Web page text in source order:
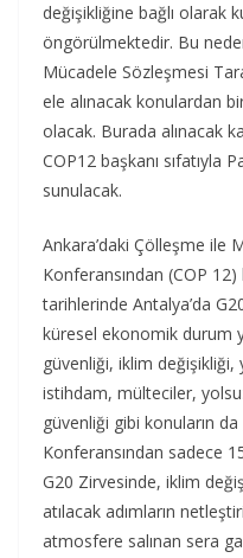
değişikliğine bağlı olarak
öngörülmektedir. Bu
Mücadele Sözleşmesi
ele alınacak konulardan
olacak. Burada alınacak
COP12 başkanı sıfatıyla
sunulacak.
Ankara’daki Çölleşme ile
Konferansından (COP
tarihlerinde Antalya’da
küresel ekonomik durum
güvenliği, iklim
istihdam, mülteciler,
güvenliği gibi konuların
Konferansından sadece
G20 Zirvesinde, iklim
atılacak adımların
atmosfere salınan sera